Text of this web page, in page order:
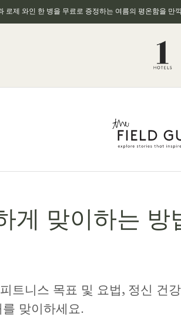
로제 와인 한 병을 무료로 증정하는 여름의 평온함을 만
게 맞이하는 방
트니스 목표 및 요법, 정신 건
맞이하세요.